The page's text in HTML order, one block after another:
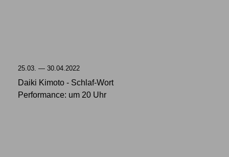
25.03. — 30.04.2022
Daiki Kimoto - Schlaf-Wort
Performance: um 20 Uhr